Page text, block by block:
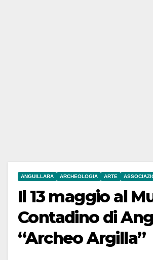
ANGUILLARA ARCHEOLOGIA ARTE
Il 13 maggio al
Contadino di
“Archeo Argilla”